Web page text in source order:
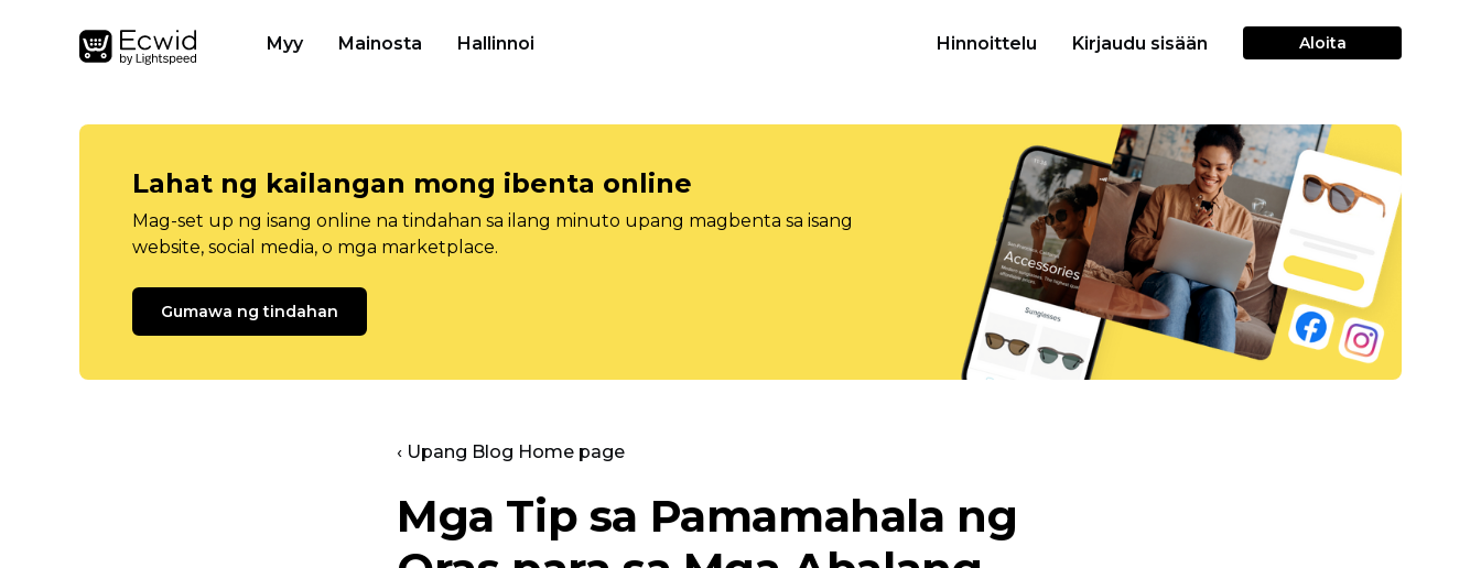
Myy Mainosta Hallinnoi Hinnoittelu Kirjaudu sisään Aloita
Lahat ng kailangan mong ibenta online
Mag-set up ng isang online na tindahan sa ilang minuto upang magbenta sa isang
website, social media, o mga marketplace.
Gumawa ng tindahan
‹ Upang Blog Home page
Mga Tip sa Pamamahala ng